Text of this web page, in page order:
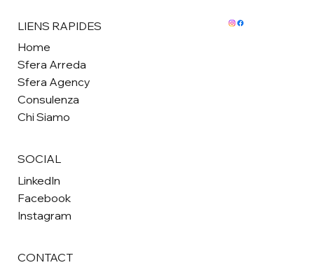
LIENS RAPIDES
Home
Sfera Arreda
Sfera Agency
Consulenza
Chi Siamo
SOCIAL
LinkedIn
Facebook
Instagram
CONTACT